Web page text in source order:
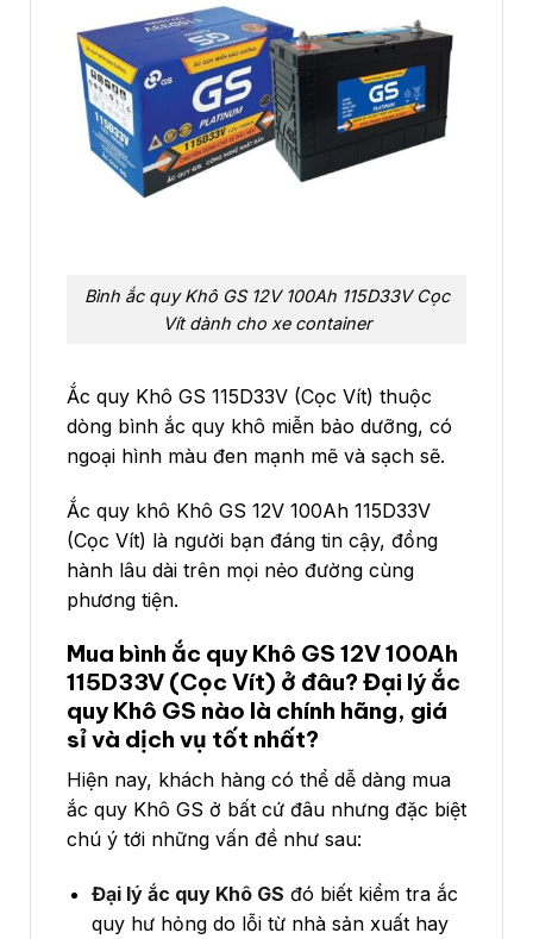
Bình ắc quy Khô GS 12V 100Ah 115D33V Cọc
Vít dành cho xe container
Ắc quy Khô GS 115D33V (Cọc Vít) thuộc
dòng bình ắc quy khô miễn bảo dưỡng, có
ngoại hình màu đen mạnh mẽ và sạch sẽ.
Ắc quy khô Khô GS 12V 100Ah 115D33V
(Cọc Vít) là người bạn đáng tin cậy, đồng
hành lâu dài trên mọi nẻo đường cùng
phương tiện.
Mua bình ắc quy Khô GS 12V 100Ah
115D33V (Cọc Vít) ở đâu? Đại lý ắc
quy Khô GS nào là chính hãng, giá
sỉ và dịch vụ tốt nhất?
Hiện nay, khách hàng có thể dễ dàng mua
ắc quy Khô GS ở bất cứ đâu nhưng đặc biệt
chú ý tới những vấn đề như sau:
Đại lý ắc quy Khô GS đó biết kiểm tra ắc
quy hư hỏng do lỗi từ nhà sản xuất hay